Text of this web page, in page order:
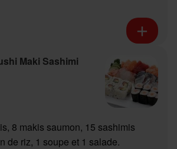
Maki Sashimi
8 makis saumon, 15 sashimis
de riz, 1 soupe et 1 salade.